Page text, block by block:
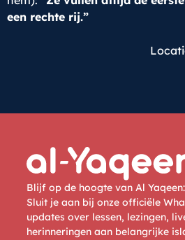
een rechte rij.”
Blijf op de hoogte van Al Yaqeen:
Sluit je aan bij onze officiële
updates over lessen, lezingen,
herinneringen aan belangrijke